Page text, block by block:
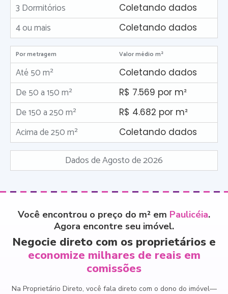
3 Dormitórios Coletando dados
4 ou mais Coletando dados
Por metragem Valor médio m²
Até 50 m² Coletando dados
De 50 a 150 m² R$ 7.569 por m²
De 150 a 250 m² R$ 4.682 por m²
Acima de 250 m² Coletando dados
Dados de Agosto de 2026
Você encontrou o preço do m² em Paulicéia.
Agora encontre seu imóvel.
Negocie direto com os proprietários e
economize milhares de reais em
comissões
Na Proprietário Direto, você fala direto com o dono do imóvel—